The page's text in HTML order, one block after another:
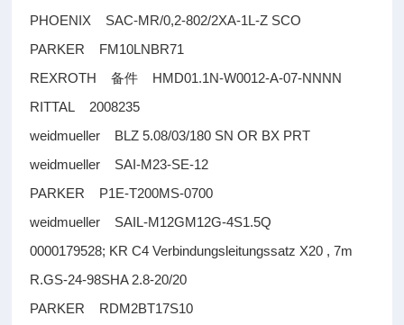
PHOENIX SAC-MR/0,2-802/2XA-1L-Z SCO
PARKER FM10LNBR71
REXROTH备件 HMD01.1N-W0012-A-07-NNNN
RITTAL 2008235
weidmueller BLZ 5.08/03/180 SN OR BX PRT
weidmueller SAI-M23-SE-12
PARKER P1E-T200MS-0700
weidmueller SAIL-M12GM12G-4S1.5Q
0000179528; KR C4 Verbindungsleitungssatz X20 , 7m
R.GS-24-98SHA 2.8-20/20
PARKER RDM2BT17S10